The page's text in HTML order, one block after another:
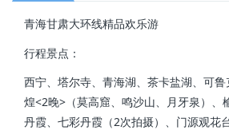
青海甘肃大环线精品欢乐游
行程景点：
西宁、塔尔寺、青海湖、茶卡盐湖、可
煌<2晚>（莫高窟、鸣沙山、月牙泉）、
丹霞、七彩丹霞（2次拍摄）、门源观花